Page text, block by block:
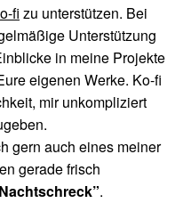
fi zu unterstützen. Bei
Unterstützung
in meine Projekte
eigenen Werke. Ko-fi
mir unkompliziert
gern auch eines meiner
gerade frisch
.